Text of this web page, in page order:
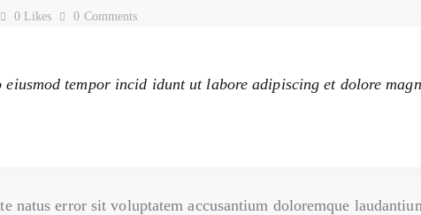
0 Likes 0 Comments
tempor incid idunt ut labore adipiscing et dolore
natus error sit voluptatem accusantium doloremque